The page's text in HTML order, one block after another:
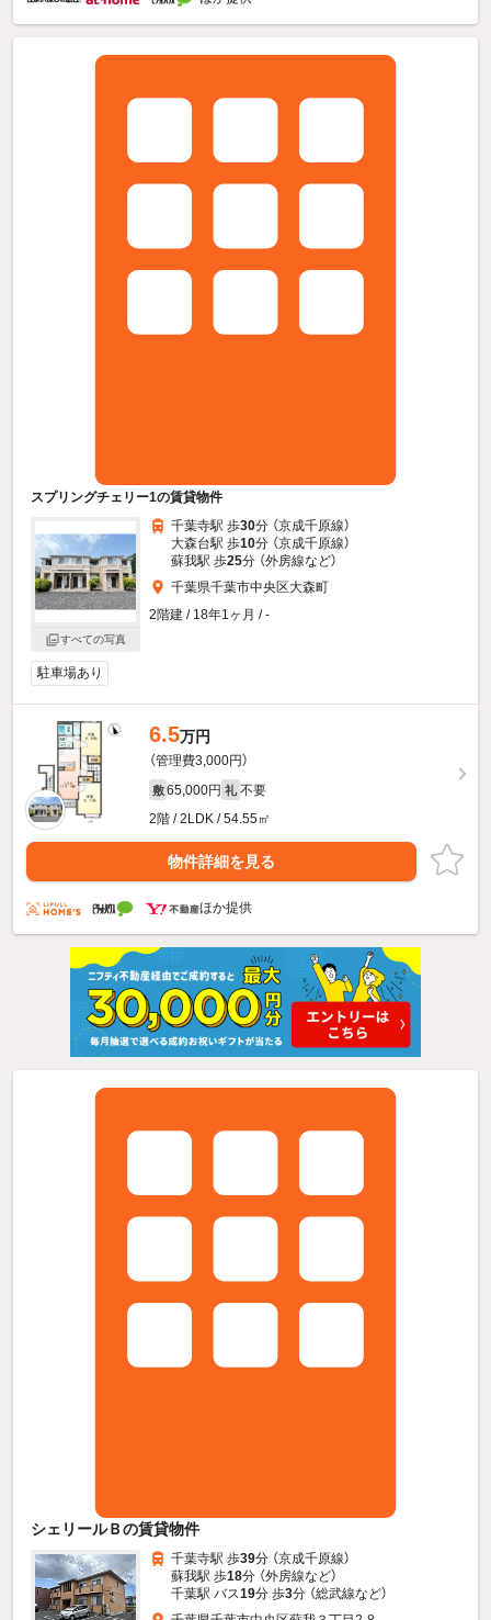
スプリングチェリー1の賃貸物件
すべての写真
千葉寺駅 歩30分 （京成千原線）
大森台駅 歩10分 （京成千原線）
蘇我駅 歩25分 （外房線など）
千葉県千葉市中央区大森町
2階建 / 18年1ヶ月 / -
駐車場あり
6.5万円
（管理費3,000円）
敷 65,000円 礼 不要
2階 / 2LDK / 54.55㎡
物件詳細を見る
ほか提供
シェリールＢの賃貸物件
千葉寺駅 歩39分 （京成千原線）
蘇我駅 歩18分 （外房線など）
千葉駅 バス19分 歩3分 （総武線など）